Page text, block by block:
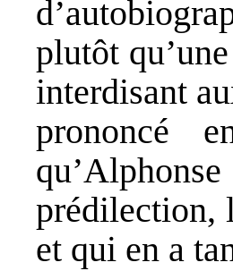
plutôt
interdisant
prononcé
prédilection,
et qui en a